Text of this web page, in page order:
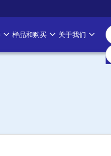
样品和购买 关于我们